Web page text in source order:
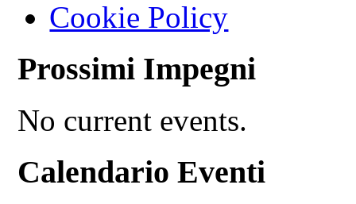
Cookie Policy
Prossimi Impegni
No current events.
Calendario Eventi